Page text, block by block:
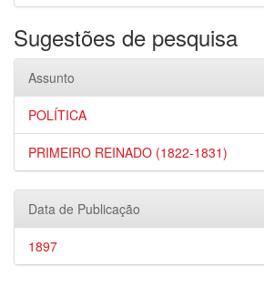
Sugestões de pesquisa
Assunto
POLÍTICA
PRIMEIRO REINADO (1822-1831)
Data de Publicação
1897